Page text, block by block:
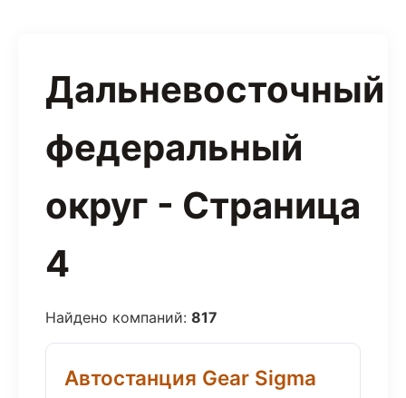
Дальневосточный
федеральный
округ - Страница
4
Найдено компаний: 817
Автостанция Gear Sigma